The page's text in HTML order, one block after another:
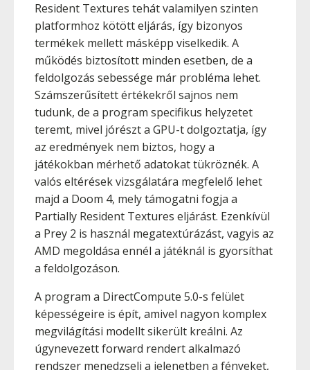
Resident Textures tehát valamilyen szinten
platformhoz kötött eljárás, így bizonyos
termékek mellett másképp viselkedik. A
működés biztosított minden esetben, de a
feldolgozás sebessége már probléma lehet.
Számszerűsített értékekről sajnos nem
tudunk, de a program specifikus helyzetet
teremt, mivel jórészt a GPU-t dolgoztatja, így
az eredmények nem biztos, hogy a
játékokban mérhető adatokat tükröznék. A
valós eltérések vizsgálatára megfelelő lehet
majd a Doom 4, mely támogatni fogja a
Partially Resident Textures eljárást. Ezenkívül
a Prey 2 is használ megatextúrázást, vagyis az
AMD megoldása ennél a játéknál is gyorsíthat
a feldolgozáson.
A program a DirectCompute 5.0-s felület
képességeire is épít, amivel nagyon komplex
megvilágítási modellt sikerült kreálni. Az
úgynevezett forward rendert alkalmazó
rendszer menedzseli a jelenetben a fényeket,